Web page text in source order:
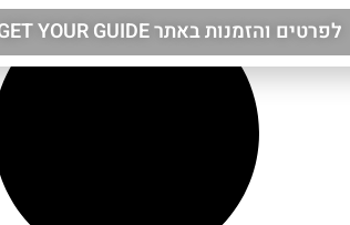
לפרטים והזמנות באתר GET YOUR GUIDE הקליקו עליי 😊